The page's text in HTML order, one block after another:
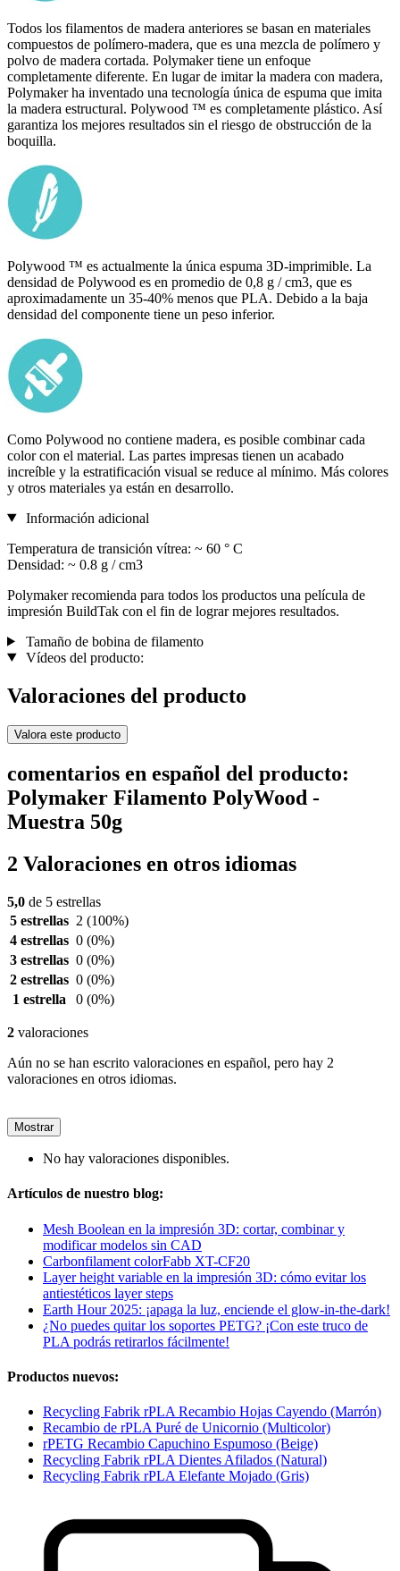
Todos los filamentos de madera anteriores se basan en materiales
compuestos de polímero-madera, que es una mezcla de polímero y
polvo de madera cortada. Polymaker tiene un enfoque
completamente diferente. En lugar de imitar la madera con madera,
Polymaker ha inventado una tecnología única de espuma que imita
la madera estructural. Polywood ™ es completamente plástico. Así
garantiza los mejores resultados sin el riesgo de obstrucción de la
boquilla.
Polywood ™ es actualmente la única espuma 3D-imprimible. La
densidad de Polywood es en promedio de 0,8 g / cm3, que es
aproximadamente un 35-40% menos que PLA. Debido a la baja
densidad del componente tiene un peso inferior.
Como Polywood no contiene madera, es posible combinar cada
color con el material. Las partes impresas tienen un acabado
increíble y la estratificación visual se reduce al mínimo. Más colores
y otros materiales ya están en desarrollo.
Información adicional
Temperatura de transición vítrea: ~ 60 ° C
Densidad: ~ 0.8 g / cm3
Polymaker recomienda para todos los productos una película de
impresión BuildTak con el fin de lograr mejores resultados.
Tamaño de bobina de filamento
Vídeos del producto:
Valoraciones del producto
Valora este producto
comentarios en español del producto:
Polymaker Filamento PolyWood -
Muestra 50g
2 Valoraciones en otros idiomas
5,0 de 5 estrellas
5 estrellas 2 (100%)
4 estrellas 0 (0%)
3 estrellas 0 (0%)
2 estrellas 0 (0%)
1 estrella
0 (0%)
2 valoraciones
Aún no se han escrito valoraciones en español, pero hay 2
valoraciones en otros idiomas.
Mostrar
No hay valoraciones disponibles.
Artículos de nuestro blog:
Mesh Boolean en la impresión 3D: cortar, combinar y
modificar modelos sin CAD
Carbonfilament colorFabb XT-CF20
Layer height variable en la impresión 3D: cómo evitar los
antiestéticos layer steps
Earth Hour 2025: ¡apaga la luz, enciende el glow-in-the-dark!
¿No puedes quitar los soportes PETG? ¡Con este truco de
PLA podrás retirarlos fácilmente!
Productos nuevos:
Recycling Fabrik rPLA Recambio Hojas Cayendo (Marrón)
Recambio de rPLA Puré de Unicornio (Multicolor)
rPETG Recambio Capuchino Espumoso (Beige)
Recycling Fabrik rPLA Dientes Afilados (Natural)
Recycling Fabrik rPLA Elefante Mojado (Gris)